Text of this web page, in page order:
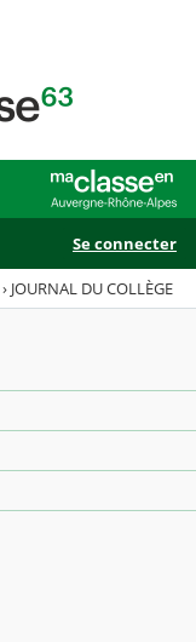
Se connecter
› JOURNAL DU COLLÈGE